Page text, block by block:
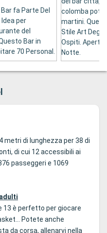
fa Parte Del
Idea per
del
Bar in
70 Personal.
colomba
martini.
Stile Art Degli
Ospiti. Aperto
Notte.
metri di lunghezza per 38 di
di cui 12 accessibili ai
passeggeri e 1069
13 è perfetto per giocare
Potete anche
da corsa, allenarvi nella